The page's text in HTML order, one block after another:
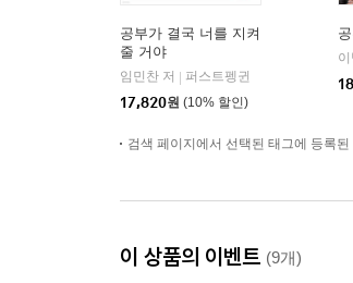
공부가 결국 너를 지켜
줄 거야
임민찬 저
퍼스트펭귄
17,820원 (10% 할인)
검색 페이지에서 선택된 태그에 등록
이 상품의 이벤트 (9개)